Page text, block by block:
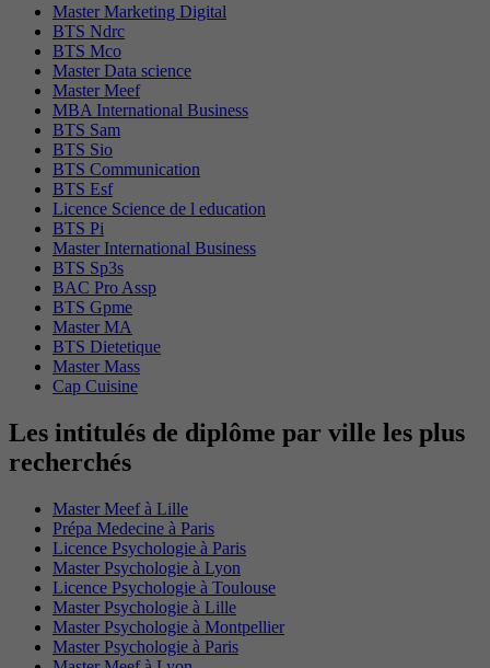
Master Marketing Digital
BTS Ndrc
BTS Mco
Master Data science
Master Meef
MBA International Business
BTS Sam
BTS Sio
BTS Communication
BTS Esf
Licence Science de l education
BTS Pi
Master International Business
BTS Sp3s
BAC Pro Assp
BTS Gpme
Master MA
BTS Dietetique
Master Mass
Cap Cuisine
Les intitulés de diplôme par ville les plus
recherchés
Master Meef à Lille
Prépa Medecine à Paris
Licence Psychologie à Paris
Master Psychologie à Lyon
Licence Psychologie à Toulouse
Master Psychologie à Lille
Master Psychologie à Montpellier
Master Psychologie à Paris